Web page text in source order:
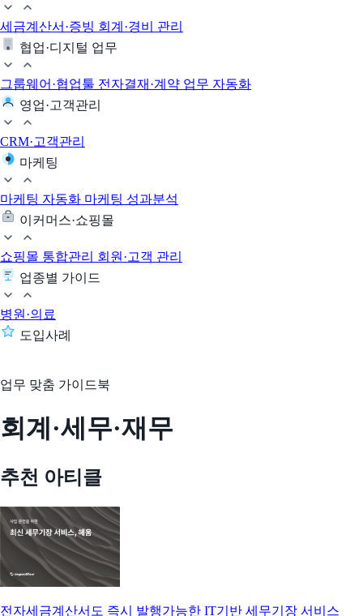
세금계산서·증빙 회계·경비 관리
협업·디지털 업무
그룹웨어·협업툴 전자결재·계약 업무 자동화
영업·고객관리
CRM·고객관리
마케팅
마케팅 자동화 마케팅 성과분석
이커머스·쇼핑몰
쇼핑몰 통합관리 회원·고객 관리
업종별 가이드
병원·의료
도입사례
업무 맞춤 가이드북
회계·세무·재무
추천 아티클
전자세금계산서도 즉시 발행가능한 IT기반 세무기장 서비스